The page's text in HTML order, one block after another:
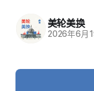
美轮美换
2026年6月